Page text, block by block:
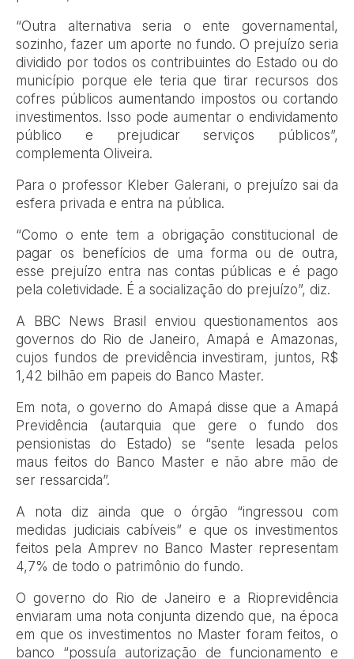
“Outra alternativa seria o ente governamental,
sozinho, fazer um aporte no fundo. O prejuízo seria
dividido por todos os contribuintes do Estado ou do
município porque ele teria que tirar recursos dos
cofres públicos aumentando impostos ou cortando
investimentos. Isso pode aumentar o endividamento
público e prejudicar serviços públicos”,
complementa Oliveira.
Para o professor Kleber Galerani, o prejuízo sai da
esfera privada e entra na pública.
“Como o ente tem a obrigação constitucional de
pagar os benefícios de uma forma ou de outra,
esse prejuízo entra nas contas públicas e é pago
pela coletividade. É a socialização do prejuízo”, diz.
A BBC News Brasil enviou questionamentos aos
governos do Rio de Janeiro, Amapá e Amazonas,
cujos fundos de previdência investiram, juntos, R$
1,42 bilhão em papeis do Banco Master.
Em nota, o governo do Amapá disse que a Amapá
Previdência (autarquia que gere o fundo dos
pensionistas do Estado) se “sente lesada pelos
maus feitos do Banco Master e não abre mão de
ser ressarcida”.
A nota diz ainda que o órgão “ingressou com
medidas judiciais cabíveis” e que os investimentos
feitos pela Amprev no Banco Master representam
4,7% de todo o patrimônio do fundo.
O governo do Rio de Janeiro e a Rioprevidência
enviaram uma nota conjunta dizendo que, na época
em que os investimentos no Master foram feitos, o
banco “possuía autorização de funcionamento e